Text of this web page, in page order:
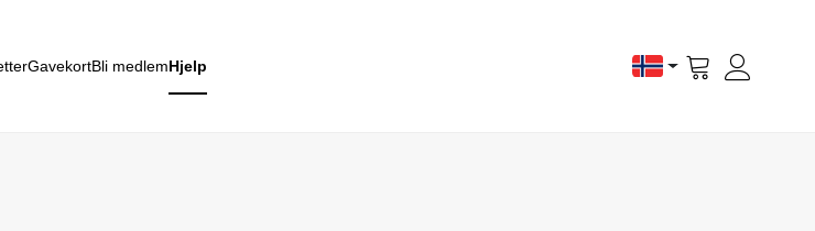
GavekortBli medlemHjelp
Vis